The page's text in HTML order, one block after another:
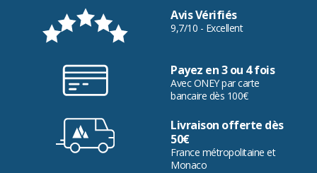
Avis Vérifiés
9,7/10 - Excellent
Payez en 3 ou 4 fois
Avec ONEY par carte
bancaire dès 100€
Livraison offerte dès
50€
France métropolitaine et
Monaco